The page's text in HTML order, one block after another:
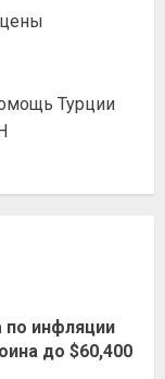
Турции
по инфляции
до $60,400